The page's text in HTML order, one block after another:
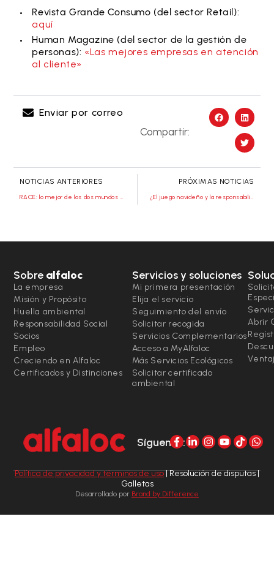
Revista Grande Consumo (del sector Retail):
aquí
Human Magazine (del sector de la gestión de
personas): «Las mejores empresas en atención
al cliente»
Enviar por correo
Compartir:
NOTICIAS ANTERIORES
RACE: lo mejor de los dos mundos – El nuevo servicio de Alfaloc
PRÓXIMAS NOTICIAS
¿El juego navideño y la responsabilidad van de la mano? ¡Por supuesto que sí!
Sobre alfaloc
La empresa
Misión y Propósito
Huella ambiental
Responsabilidad Social
Socios
Empleo
Creciendo en Alfaloc
Certificados y Distinciones
Servicios y soluciones
Mi primera presentación
Elija el servicio
Seguimiento del envío
Solicitar recogida
Servicios Complementarios
Acceso a MyAlfaloc
Más Servicios Ecológicos
Solicitar certificado
ambiental
Abrir
Síguenos:
Política de privacidad y términos de uso| Resolución de disputas |
Galletas
Desarrollado por Brand by Difference